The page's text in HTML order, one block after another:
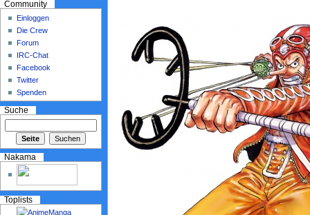
Community
Einloggen
Die Crew
Forum
IRC-Chat
Facebook
Twitter
Spenden
Suche
Nakama
Toplists